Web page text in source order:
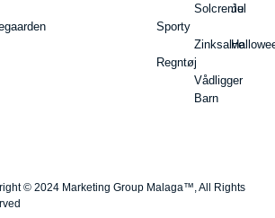
Sporty
Regntøj
Solcreme
Zinksalve
Vådligger
Barn
Jul
© 2024 Marketing Group Malaga™, All Rights